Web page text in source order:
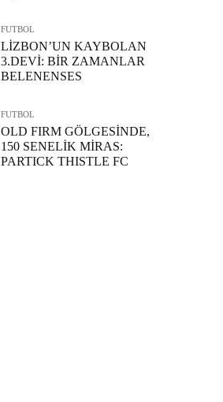
FUTBOL
LİZBON’UN KAYBOLAN
3.DEVİ: BİR ZAMANLAR
BELENENSES
FUTBOL
OLD FIRM GÖLGESİNDE,
150 SENELİK MİRAS:
PARTICK THISTLE FC